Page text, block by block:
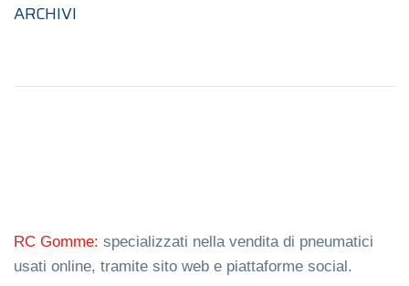
ARCHIVI
RC Gomme: specializzati nella vendita di pneumatici
usati online, tramite sito web e piattaforme social.